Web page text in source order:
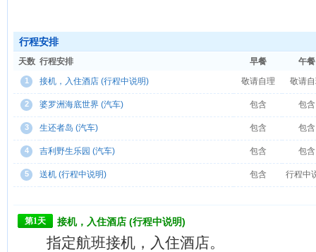
行程安排
天数 行程安排 早餐 午餐
1 接机，入住酒店 (行程中说明) 敬请自理 敬请
2 婆罗洲海底世界 (汽车) 包含 包含
3 生还者岛 (汽车) 包含 包含
4 吉利野生乐园 (汽车) 包含 包含
5 送机 (行程中说明) 包含 行程中
第1天 接机，入住酒店 (行程中说明)
指定航班接机，入住酒店。